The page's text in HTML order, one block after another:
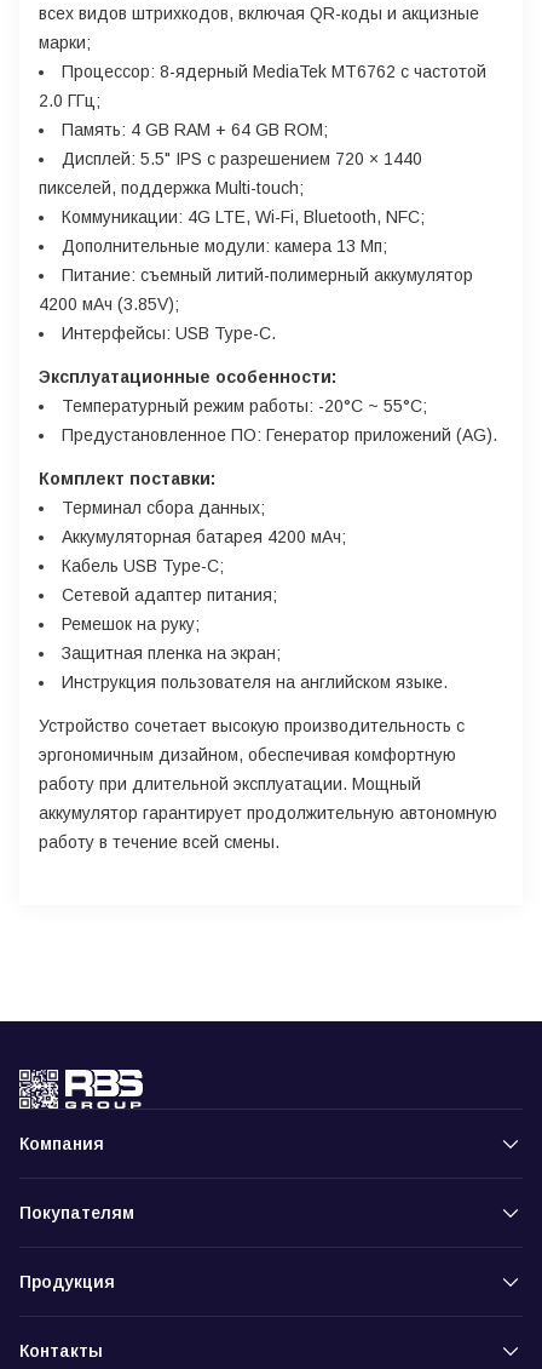
всех видов штрихкодов, включая QR-коды и акцизные
марки;
Процессор: 8-ядерный MediaTek MT6762 с частотой
2.0 ГГц;
Память: 4 GB RAM + 64 GB ROM;
Дисплей: 5.5" IPS с разрешением 720 × 1440
пикселей, поддержка Multi-touch;
Коммуникации: 4G LTE, Wi-Fi, Bluetooth, NFC;
Дополнительные модули: камера 13 Мп;
Питание: съемный литий-полимерный аккумулятор
4200 мАч (3.85V);
Интерфейсы: USB Type-C.
Эксплуатационные особенности:
Температурный режим работы: -20°C ~ 55°C;
Предустановленное ПО: Генератор приложений (AG).
Комплект поставки:
Терминал сбора данных;
Аккумуляторная батарея 4200 мАч;
Кабель USB Type-C;
Сетевой адаптер питания;
Ремешок на руку;
Защитная пленка на экран;
Инструкция пользователя на английском языке.
Устройство сочетает высокую производительность с
эргономичным дизайном, обеспечивая комфортную
работу при длительной эксплуатации. Мощный
аккумулятор гарантирует продолжительную автономную
работу в течение всей смены.
Компания
Покупателям
Продукция
Контакты